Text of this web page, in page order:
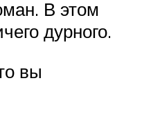
В этом
дурного.
вы